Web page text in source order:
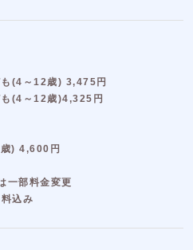
も(4～12歳) 3,475円
も(4～12歳)4,325円
歳) 4,600円
一部料金変更
込み